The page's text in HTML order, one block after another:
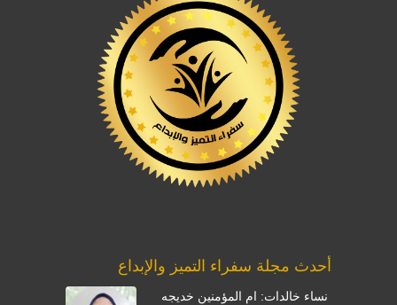
أحدث مجلة سفراء التميز والإبداع
نساء خالدات: ام المؤمنين خديجه